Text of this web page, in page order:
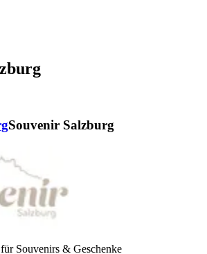
Souvenir Salzburg
Souvenirs & Geschenke